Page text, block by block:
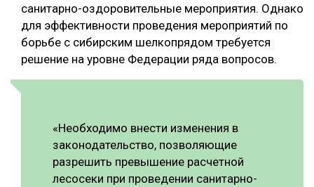
санитарно-оздоровительные мероприятия. Однако
для эффективности проведения мероприятий по
борьбе с сибирским шелкопрядом требуется
решение на уровне Федерации ряда вопросов.
«Необходимо внести изменения в
законодательство, позволяющие
разрешить превышение расчетной
лесосеки при проведении санитарно-